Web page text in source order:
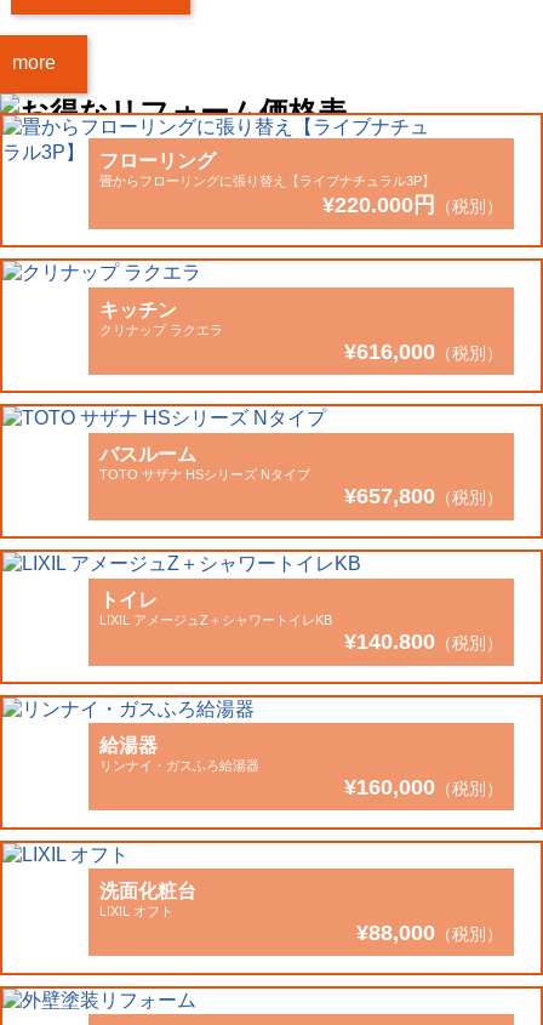
more
フローリング
畳からフローリングに張り替え【ライブナチュラル3P】
¥220.000円 （税別）
キッチン
クリナップ ラクエラ
¥616,000（税別）
バスルーム
TOTO サザナ HSシリーズ Nタイプ
¥657,800（税別）
トイレ
LIXIL アメージュZ＋シャワートイレKB
¥140.800（税別）
給湯器
リンナイ・ガスふろ給湯器
¥160,000（税別）
洗面化粧台
LIXIL オフト
¥88,000（税別）